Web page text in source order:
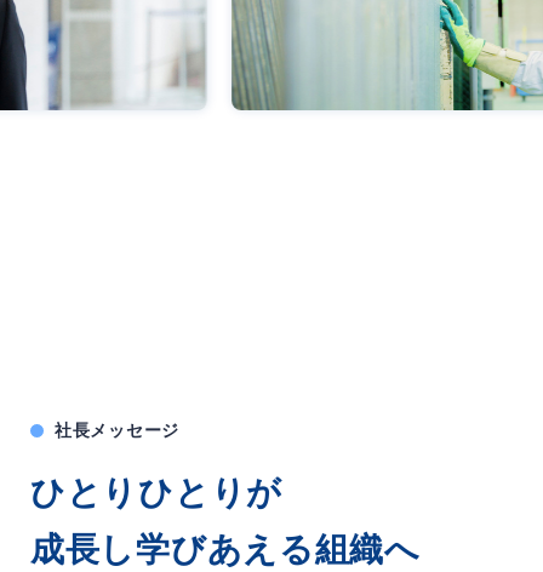
社長メッセージ
ひとりひとりが
成長し学びあえる組織へ